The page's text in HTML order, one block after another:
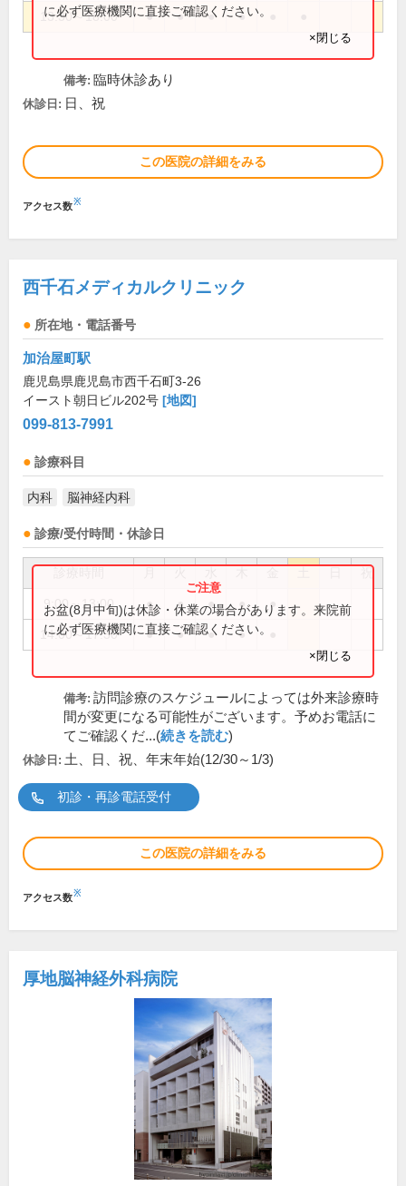
13:30～18:00 ● ● ● ●
に必ず医療機関に直接ご確認ください。
×閉じる
備考: 臨時休診あり
休診日: 日、祝
この医院の詳細をみる
アクセス数※
西千石メディカルクリニック
所在地・電話番号
加治屋町駅
鹿児島県鹿児島市西千石町3-26
イースト朝日ビル202号 [地図]
099-813-7991
診療科目
内科 脳神経内科
診療/受付時間・休診日
祝
9:00～13:00 ● ● ● ● ●
14:00～17:30 ● ● ● ●
お盆(8月中旬)は休診・休業の場合があります。来院前
に必ず医療機関に直接ご確認ください。
×閉じる
備考: 訪問診療のスケジュールによっては外来診療時
間が変更になる可能性がございます。予めお電話に
てご確認くだ...(続きを読む)
休診日: 土、日、祝、年末年始(12/30～1/3)
初診・再診電話受付
この医院の詳細をみる
アクセス数※
厚地脳神経外科病院